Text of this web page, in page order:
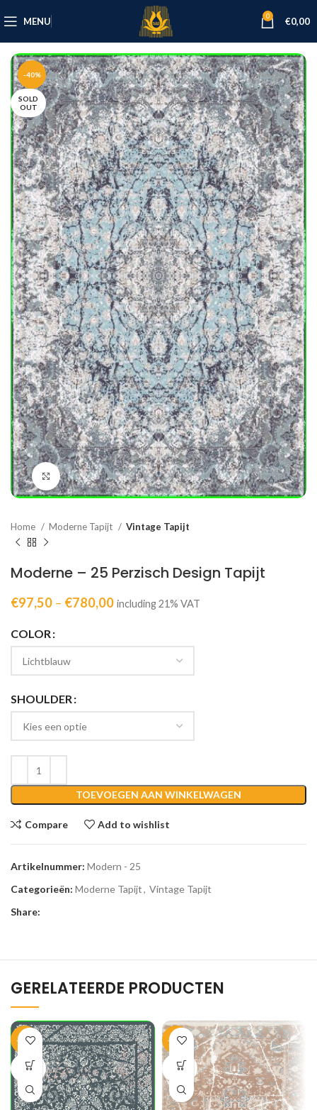
MENU 0 €0,00
-40%
SOLD
OUT
Click to enlarge
Home Moderne Tapijt Vintage Tapijt
Moderne – 25 Perzisch Design Tapijt
€97,50 – €780,00 including 21% VAT
COLOR
SHOULDER
TOEVOEGEN AAN WINKELWAGEN
Compare Add to wishlist
Artikelnummer: Modern - 25
Categorieën: Moderne Tapijt, Vintage Tapijt
Share:
GERELATEERDE PRODUCTEN
-40%
SOLD
OUT
-40%
SOLD
OUT